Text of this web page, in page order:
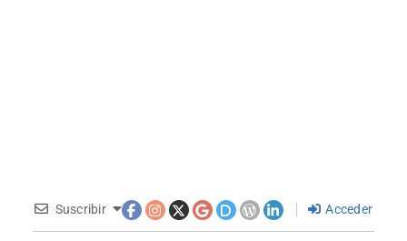
Suscribir Acceder